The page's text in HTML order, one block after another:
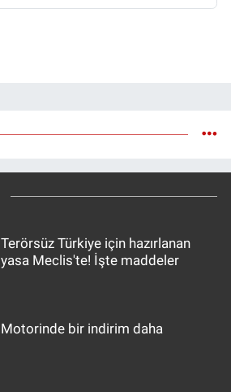
Terörsüz Türkiye için hazırlanan
yasa Meclis'te! İşte maddeler
Motorinde bir indirim daha